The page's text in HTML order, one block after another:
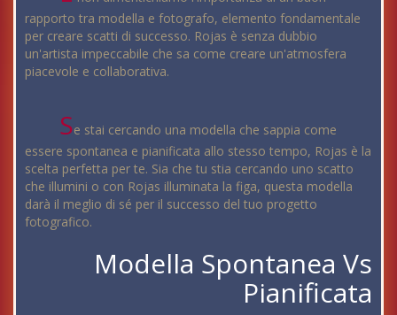
rapporto tra modella e fotografo, elemento fondamentale
per creare scatti di successo. Rojas è senza dubbio
un'artista impeccabile che sa come creare un'atmosfera
piacevole e collaborativa.
Se stai cercando una modella che sappia come
essere spontanea e pianificata allo stesso tempo, Rojas è la
scelta perfetta per te. Sia che tu stia cercando uno scatto
che illumini o con Rojas illuminata la figa, questa modella
darà il meglio di sé per il successo del tuo progetto
fotografico.
Modella Spontanea Vs
Pianificata